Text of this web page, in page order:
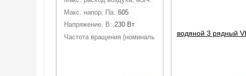
Макс. напор, Па: 605
Напряжение, В: 230 Вт
Частота вращения (номинальная), об/мин: 2370